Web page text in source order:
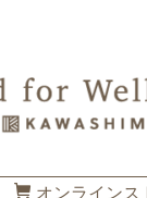
オンラインス